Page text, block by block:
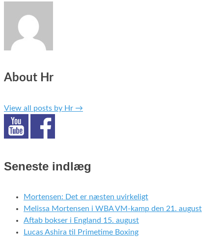
About Hr
View all posts by Hr →
Seneste indlæg
Mortensen: Det er næsten uvirkeligt
Melissa Mortensen i WBA VM-kamp den 21. august
Aftab bokser i England 15. august
Lucas Ashira til Primetime Boxing